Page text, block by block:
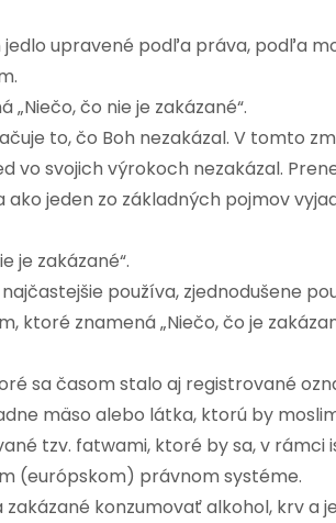
upravené podľa práva, podľa
„Niečo, čo nie je zakázané“.
to, čo Boh nezakázal. V tomto
vo svojich výrokoch nezakázal.
jeden zo základných pojmov
je zakázané“.
používa, zjednodušene
ktoré znamená „Niečo, čo je
sa časom stalo aj registrované
mäso alebo látka, ktorú by
tzv. fatwami, ktoré by sa, v
(európskom) právnom systéme.
konzumovať alkohol, krv a